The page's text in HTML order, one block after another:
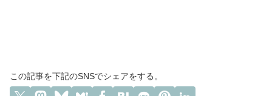
この記事を下記のSNSでシェアをする。